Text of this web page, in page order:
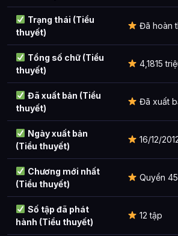
Sinh mệnh đặc thù
Ảnh về Mãng Hoang Kỷ
Bài Viết Liên Quan
Mãng Hoang Kỷ là ai?
Mãng Hoang Kỷ xuất hiện trong tác
Các mối quan hệ quan trọng của
Thông tin về Mãng Hoang Kỷ được
Trạng thái (Tiểu
thuyết)
Đã hoàn
Tổng số chữ (Tiểu
thuyết)
4,1815
Đã xuất bản (Tiểu
thuyết)
Đã xuất
Ngày xuất bản
(Tiểu thuyết)
16/12/
Chương mới nhất
(Tiểu thuyết)
Quyển
Số tập đã phát
hành (Tiểu thuyết)
12 tập